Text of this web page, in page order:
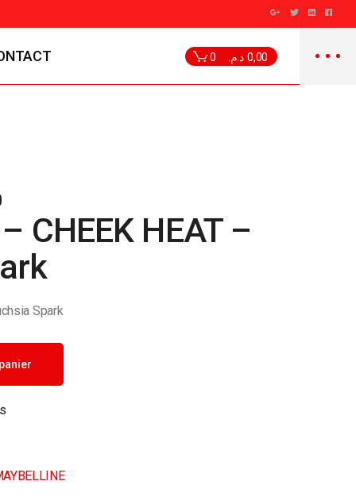
0 0,00 د.م.
CHEEK HEAT –
Spark
Spark quantity